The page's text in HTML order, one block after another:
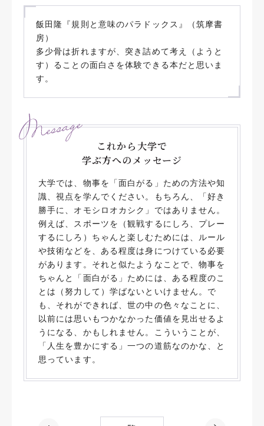
飯田隆『規則と意味のパラドックス』（筑摩書
房）
多少骨は折れますが、突き詰めて考え（ようと
す）ることの面白さを体験できる本だと思いま
す。
これから大学で
学ぶ方へのメッセージ
大学では、物事を「面白がる」ための方法や知
識、視点を学んでください。もちろん、「好き
勝手に、オモシロオカシク」ではありません。
例えば、スポーツを（観戦するにしろ、プレー
するにしろ）ちゃんと楽しむためには、ルール
や技術などを、ある程度は身につけている必要
があります。それと似たようなことで、物事を
ちゃんと「面白がる」ためには、ある程度のこ
とは（努力して）学ばないといけません。で
も、それができれば、世の中の色々なことに、
以前には思いもつかなかった価値を見出せるよ
うになる、かもしれません。こういうことが、
「人生を豊かにする」一つの道筋なのかな、と
思っています。